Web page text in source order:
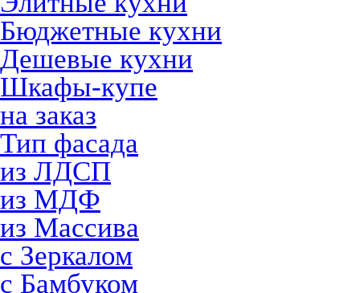
Бюджетные кухни
Дешевые кухни
Шкафы-купе
на заказ
Тип фасада
из ЛДСП
из МДФ
из Массива
с Зеркалом
с Бамбуком